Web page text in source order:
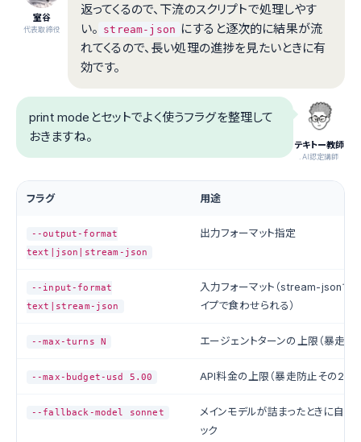
室谷
代表取締役
返ってくるので、下流のスクリプトで処理しやす
い。 stream-json にすると逐次的に結果が流
れてくるので、長い処理の進捗を見たいときに有
効です。
テキトー教師
.AI認定講師
print modeとセットでよく使うフラグを整理して
おきますね。
フラグ 用途
--output-format
text|json|stream-json
出力フォーマット指定
--input-format
text|stream-json
入力フォーマット（stream-jsonで
イプで食わせられる）
--max-turns N エージェントターンの上限（暴走防
--max-budget-usd 5.00 API料金の上限（暴走防止その2）
--fallback-model sonnet
メインモデルが詰まったときに自動
ック